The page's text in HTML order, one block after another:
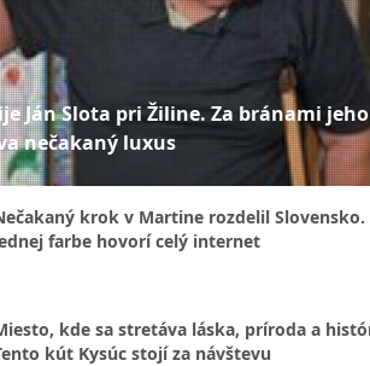
Ján Slota pri Žiline. Za bránami jeho
nečakaný luxus
krok v Martine rozdelil Slovensko.
farbe hovorí celý internet
kde sa stretáva láska, príroda a
kút Kysúc stojí za návštevu